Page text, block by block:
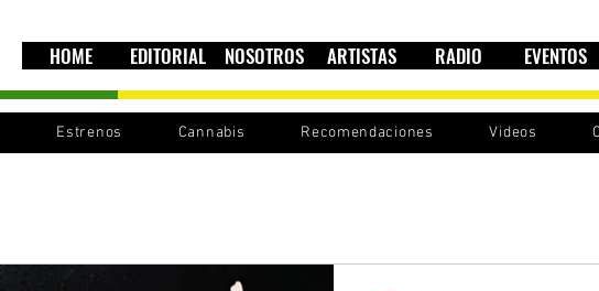
HOME EDITORIAL NOSOTROS ARTISTAS RADIO EVENTOS
Estrenos Cannabis Recomendaciones Videos